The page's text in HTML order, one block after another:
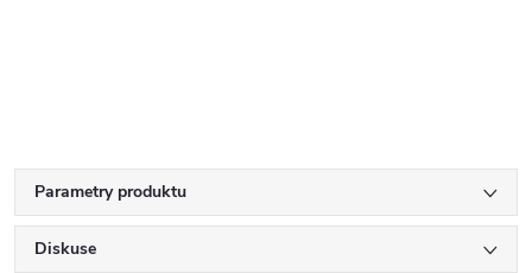
Parametry produktu
Diskuse